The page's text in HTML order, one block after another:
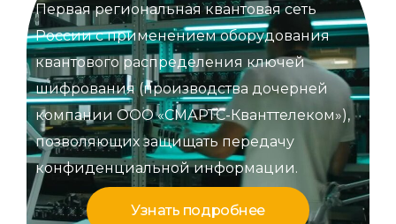
Первая региональная квантовая сеть
России с применением оборудования
квантового распределения ключей
шифрования (производства дочерней
компании ООО «СМАРТС-Кванттелеком»),
позволяющих защищать передачу
конфиденциальной информации.
Узнать подробнее